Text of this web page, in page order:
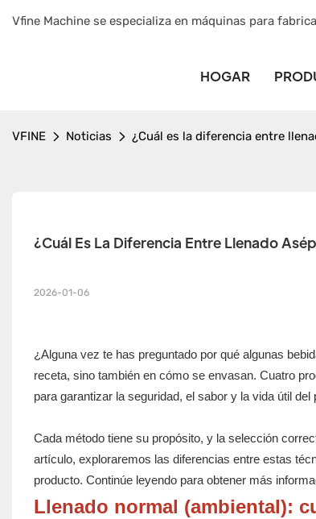
Vfine Machine se especializa en máquinas para
HOGAR
VFINE Noticias ¿Cuál es la diferencia entre
¿Cuál Es La Diferencia Entre Llenado
2026-01-06
¿Alguna vez te has preguntado por qué algunas
receta, sino también en cómo se envasan. Cuatro
para garantizar la seguridad, el sabor y la vida útil
Cada método tiene su propósito, y la selección
artículo, exploraremos las diferencias entre estas
producto. Continúe leyendo para obtener más
Llenado normal (ambiental):